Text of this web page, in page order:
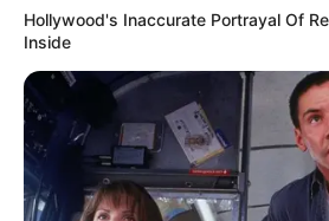
Name oder Pseudonym *:
Bezeichnung des Ausflugs- oder
URL bzw. Link (wenn vorhanden):
Hollywood's Inaccurate Portrayal Of
Inside